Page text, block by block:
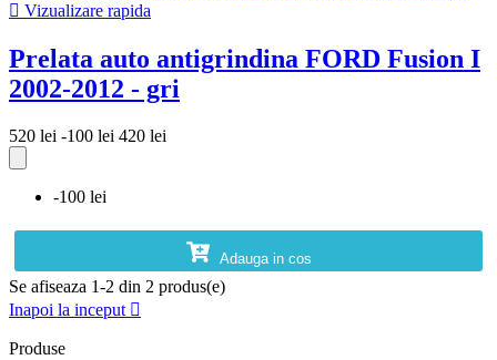
 Vizualizare rapida
Prelata auto antigrindina FORD Fusion I
2002-2012 - gri
520 lei -100 lei 420 lei
-100 lei
Adauga in cos
Se afiseaza 1-2 din 2 produs(e)
Inapoi la inceput 
Produse